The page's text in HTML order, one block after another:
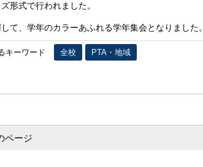
形式で行われました。
て、学年のカラーあふれる学年集会となりました。
キーワード 全校 PTA・地域
ページ